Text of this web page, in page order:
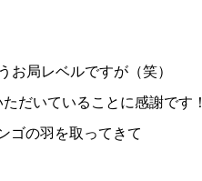
お局レベルですが（笑）
だいていることに感謝です！
ゴの羽を取ってきて